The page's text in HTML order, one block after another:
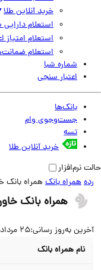
خرید آنلاین طلا
استعلام دارایی
استعلام امتیاز
استعلام ضمانت‌های
شماره شبا
اعتبار سنجی
بانک‌ها
جست‌وجوی وام
تسه
خرید آنلاین طلا
همراه بانکهمراه بانک
همراه بانک
به‌روز رسانی:25 مرداد 1404
نام همراه بانک